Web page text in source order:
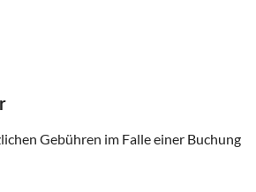
Sie können dies direkt beim
mitgeteilt wird
Gebühren im Falle einer Buchung